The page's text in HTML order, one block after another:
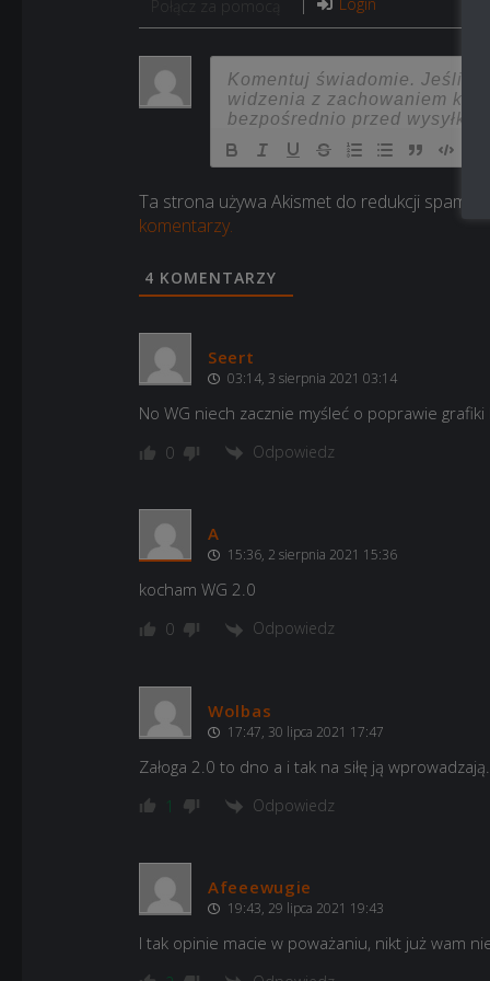
Ta strona używa Akismet do redukcji spamu.
komentarzy.
4 KOMENTARZY
Seert
03:14, 3 sierpnia 2021 03:14
No WG niech zacznie myśleć o poprawie
0 Odpowiedz
A
15:36, 2 sierpnia 2021 15:36
kocham WG 2.0
0 Odpowiedz
Wolbas
17:47, 30 lipca 2021 17:47
Załoga 2.0 to dno a i tak na siłę ją
1 Odpowiedz
Afeeewugie
19:43, 29 lipca 2021 19:43
I tak opinie macie w poważaniu, nikt już wam